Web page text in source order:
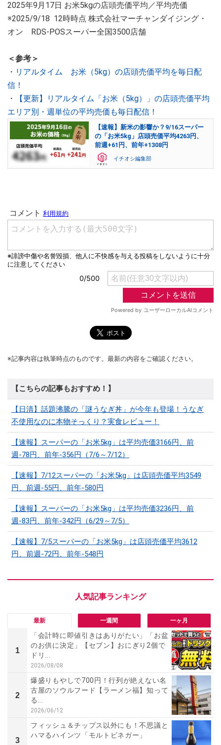
2025年9月17日 お米5kgの店頭売価平均／平均売価
※2025/9/18 12時時点 株式会社マーチャンダイジング・
オン RDS-POSスーパー全国3500店舗
＜参考＞
・ リアルタイム お米（5kg）の店頭売価平均を毎日配
信！
・
【更新】リアルタイム「お米（5kg）」の店頭売価平均
エリア別・週単位の平均売価も毎日配信！
【速報】新米の影響か？9/16スーパー
の「お米5kg」店頭売価平均4263円、
前週+61円、前年+1308円
イチオシ編集部
※記事内容は執筆時点のものです。最新の内容をご確認ください。
【こちらの記事もおすすめ！】
【日清】話題沸騰の「謎うなぎ丼」が今年も登場！うなぎ
不使用なのに本物そっくり？実食レビュー！
【速報】スーパーの「お米5kg」は平均売価3166円、前
週-78円、前年-356円（7/6～7/12）
【速報】7/12スーパーの「お米5kg」は店頭売価平均3549
円、前週-55円、前年-580円
【速報】スーパーの「お米5kg」は平均売価3236円、前
週-83円、前年-342円（6/29～7/5）
【速報】7/5スーパーの「お米5kg」は店頭売価平均3612
円、前週-72円、前年-548円
最新 一週間 一ヶ月
1
「会計時に即値引きはありがたい」「お盆
のお供に決定」【セブン】おにぎり2個で
ドリ...
2026/08/08
2
爆盛りもやしで700円！行列が絶えない名
古屋のソウルフード【ラーメン福】知って
る...
2026/06/12
3
フィッシュ＆チップス以外にも！不思議と
ハマるハインツ「モルトビネガー」